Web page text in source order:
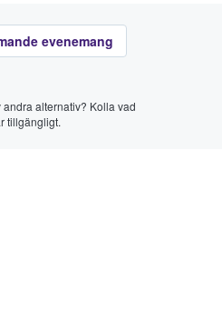
evenemang
alternativ? Kolla vad
tillgängligt.